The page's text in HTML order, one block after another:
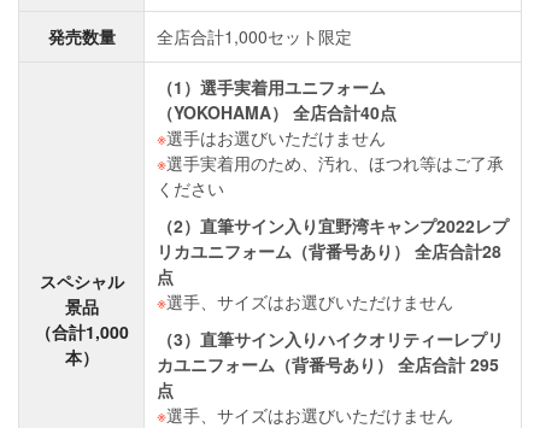
発売数量 全店合計1,000セット限定
スペシャル
景品
（合計1,000
本）
（1）選手実着用ユニフォーム
（YOKOHAMA） 全店合計40点
※選手はお選びいただけません
※選手実着用のため、汚れ、ほつれ等はご了承
ください
（2）直筆サイン入り宜野湾キャンプ2022レプ
リカユニフォーム（背番号あり） 全店合計28
点
※選手、サイズはお選びいただけません
（3）直筆サイン入りハイクオリティーレプリ
カユニフォーム（背番号あり） 全店合計 295
点
※選手、サイズはお選びいただけません